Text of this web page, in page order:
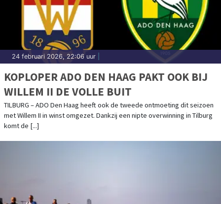
24 februari 2026, 22:06 uur
KOPLOPER ADO DEN HAAG PAKT OOK BIJ
WILLEM II DE VOLLE BUIT
TILBURG – ADO Den Haag heeft ook de tweede ontmoeting dit seizoen
met Willem II in winst omgezet. Dankzij een nipte overwinning in Tilburg
komt de [...]